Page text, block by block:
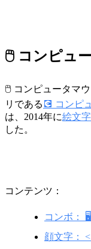
🖱️ コンピュ
🖱️ コンピュータマウ
リである 💽 コンピ
は、2014年に絵文
した。
コンテンツ：
コンボ：
顔文字：